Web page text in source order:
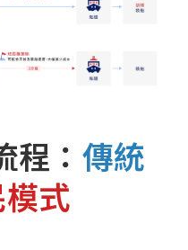
： 傳統
式